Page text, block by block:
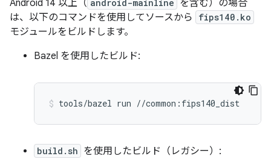
Android 14 以上（ android-mainline を含む）の場合
は、以下のコマンドを使用してソースから
fips140.ko
モジュールをビルドします。
Bazel を使用したビルド:
tools/bazel run //common:fips140_dist
build.sh を使用したビルド（レガシー）: